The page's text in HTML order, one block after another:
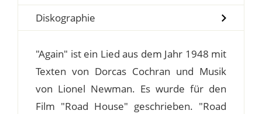
Diskographie
"Again" ist ein Lied aus dem Jahr 1948 mit
Texten von Dorcas Cochran und Musik
von Lionel Newman. Es wurde für den
Film "Road House" geschrieben. "Road